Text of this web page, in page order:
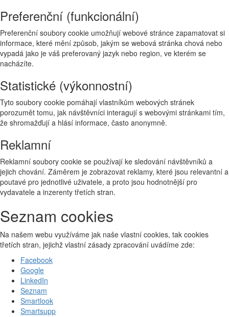
Preferenční (funkcionální)
Preferenční soubory cookie umožňují webové stránce zapamatovat si
informace, které mění způsob, jakým se webová stránka chová nebo
vypadá jako je váš preferovaný jazyk nebo region, ve kterém se
nacházíte.
Statistické (výkonnostní)
Tyto soubory cookie pomáhají vlastníkům webových stránek
porozumět tomu, jak návštěvníci interagují s webovými stránkami tím,
že shromažďují a hlásí informace, často anonymně.
Reklamní
Reklamní soubory cookie se používají ke sledování návštěvníků a
jejich chování. Záměrem je zobrazovat reklamy, které jsou relevantní a
poutavé pro jednotlivé uživatele, a proto jsou hodnotnější pro
vydavatele a inzerenty třetích stran.
Seznam cookies
Na našem webu využíváme jak naše vlastní cookies, tak cookies
třetích stran, jejichž vlastní zásady zpracování uvádíme zde:
Facebook
Google
LinkedIn
Seznam
Smartlook
Smartsupp